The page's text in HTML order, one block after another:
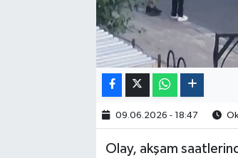
09.06.2026 - 18:47
Olay, akşam
Çalışma Hayatı